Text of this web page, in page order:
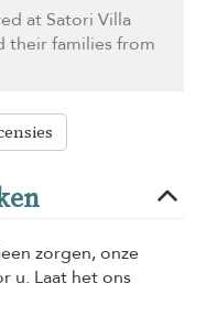
at Satori Villa
their families from
zorgen, onze
u. Laat het ons